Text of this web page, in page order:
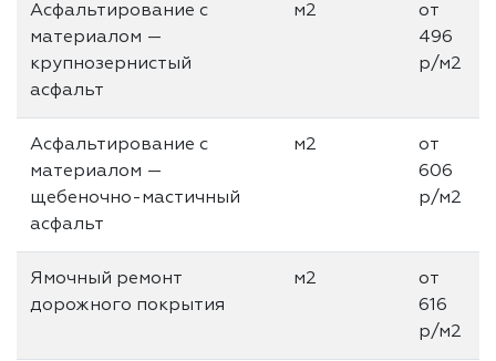
Асфальтирование с
материалом —
крупнозернистый
асфальт
м2
от
496
р/м2
Асфальтирование с
материалом —
щебеночно-мастичный
асфальт
м2
от
606
р/м2
Ямочный ремонт
дорожного покрытия
м2
от
616
р/м2